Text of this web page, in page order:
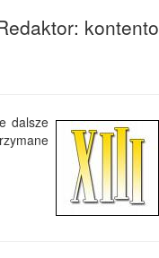
kontento
dalsze